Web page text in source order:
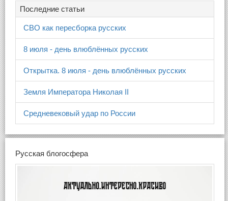
Последние статьи
СВО как пересборка русских
8 июля - день влюблённых русских
Открытка. 8 июля - день влюблённых русских
Земля Императора Николая II
Средневековый удар по России
Русская блогосфера